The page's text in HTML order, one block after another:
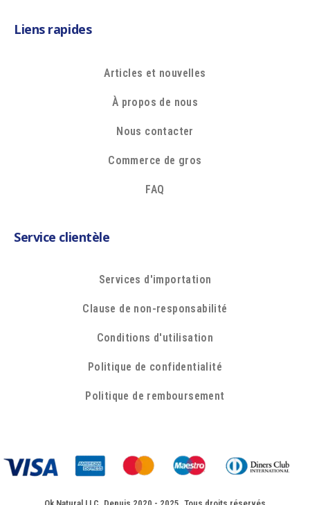
Liens rapides
Articles et nouvelles
À propos de nous
Nous contacter
Commerce de gros
FAQ
Service clientèle
Services d'importation
Clause de non-responsabilité
Conditions d'utilisation
Politique de confidentialité
Politique de remboursement